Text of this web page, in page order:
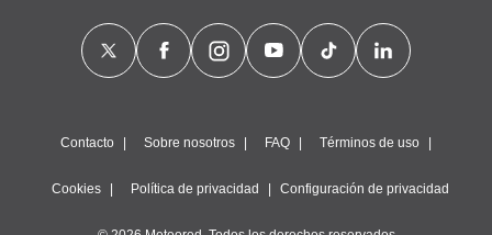
Contacto Sobre nosotros FAQ Términos de uso
Cookies Política de privacidad Configuración de privacidad